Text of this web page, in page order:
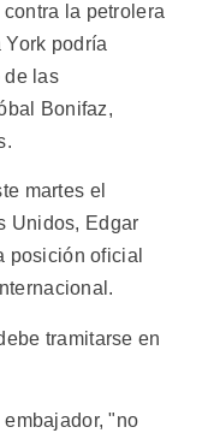
la petrolera
podría
de las
Bonifaz,
martes el
Unidos, Edgar
posición oficial
tramitarse en
"no